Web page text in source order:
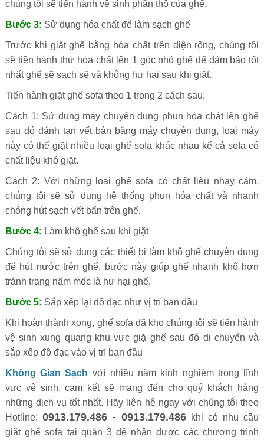
chúng tôi sẽ tiến hành vệ sinh phần thô của ghế.
Bước 3: Sử dụng hóa chất để làm sạch ghế
Trước khi giặt ghế bằng hóa chất trên diện rộng, chúng tôi
sẽ tiền hành thử hóa chất lên 1 góc nhỏ ghế để đảm bảo tốt
nhất ghế sẽ sạch sẽ và không hư hại sau khi giặt.
Tiến hành giặt ghế sofa theo 1 trong 2 cách sau:
Cách 1: Sử dụng máy chuyên dụng phun hóa chát lên ghế
sau đó đánh tan vết bản bằng máy chuyên dụng, loại máy
này có thể giặt nhiều loại ghế sofa khác nhau kể cả sofa có
chất liệu khó giặt.
Cách 2: Với những loại ghế sofa có chất liệu nhạy cảm,
chúng tôi sẽ sử dụng hệ thống phun hóa chất và nhanh
chóng hút sạch vết bẩn trên ghế.
Bước 4: Làm khô ghế sau khi giặt
Chúng tôi sẽ sử dụng các thiết bị làm khô ghế chuyên dụng
để hút nước trên ghế, bước này giúp ghế nhanh khô hơn
tránh trạng nấm mốc là hư hại ghế.
Bước 5: Sắp xếp lại đồ đạc như vị trí ban đầu
Khi hoàn thành xong, ghế sofa đã kho chúng tôi sẽ tiến hành
vệ sinh xung quang khu vực giặ ghế sau đó di chuyển và
sắp xếp đồ đạc vào vị trí ban đầu
Không Gian Sạch với nhiều năm kinh nghiệm trong lĩnh
vực vệ sinh, cam kết sẽ mang đến cho quý khách hàng
những dịch vụ tốt nhất. Hãy liên hệ ngay với chúng tôi theo
Hotline: 0913.179.486 - 0913.179.486 khi có nhu cầu
giặt ghế sofa tại quận 3 để nhận được các chương trình